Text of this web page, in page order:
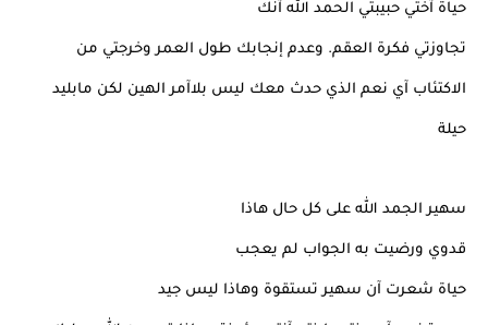
حياة آختي حبيبتي الحمد الله آنك
تجاوزتي فكرة العقم. وعدم إنجابك طول العمر وخرجتي من
الاكتئاب آي نعم الذي حدث معك ليس بلاآمر الهين لكن مابليد
حيلة
سهير الجمد الله على كل حال هاذا
قدوي ورضيت به الجواب لم يعجب
حياة شعرت آن سهير تستقوة وهاذا ليس جيد